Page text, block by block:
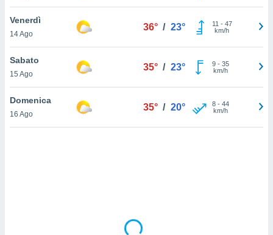
in
a piè
del
Venerdì
14 Ago
36° / 23° 11 - 47
km/h
Sabato
15 Ago
35° / 23° 9- 35
km/h
Domenica
16 Ago
35° / 20° 8- 44
km/h